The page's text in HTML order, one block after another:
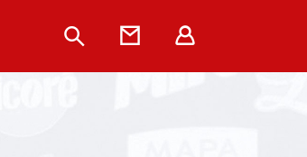
Rechercher
Contact